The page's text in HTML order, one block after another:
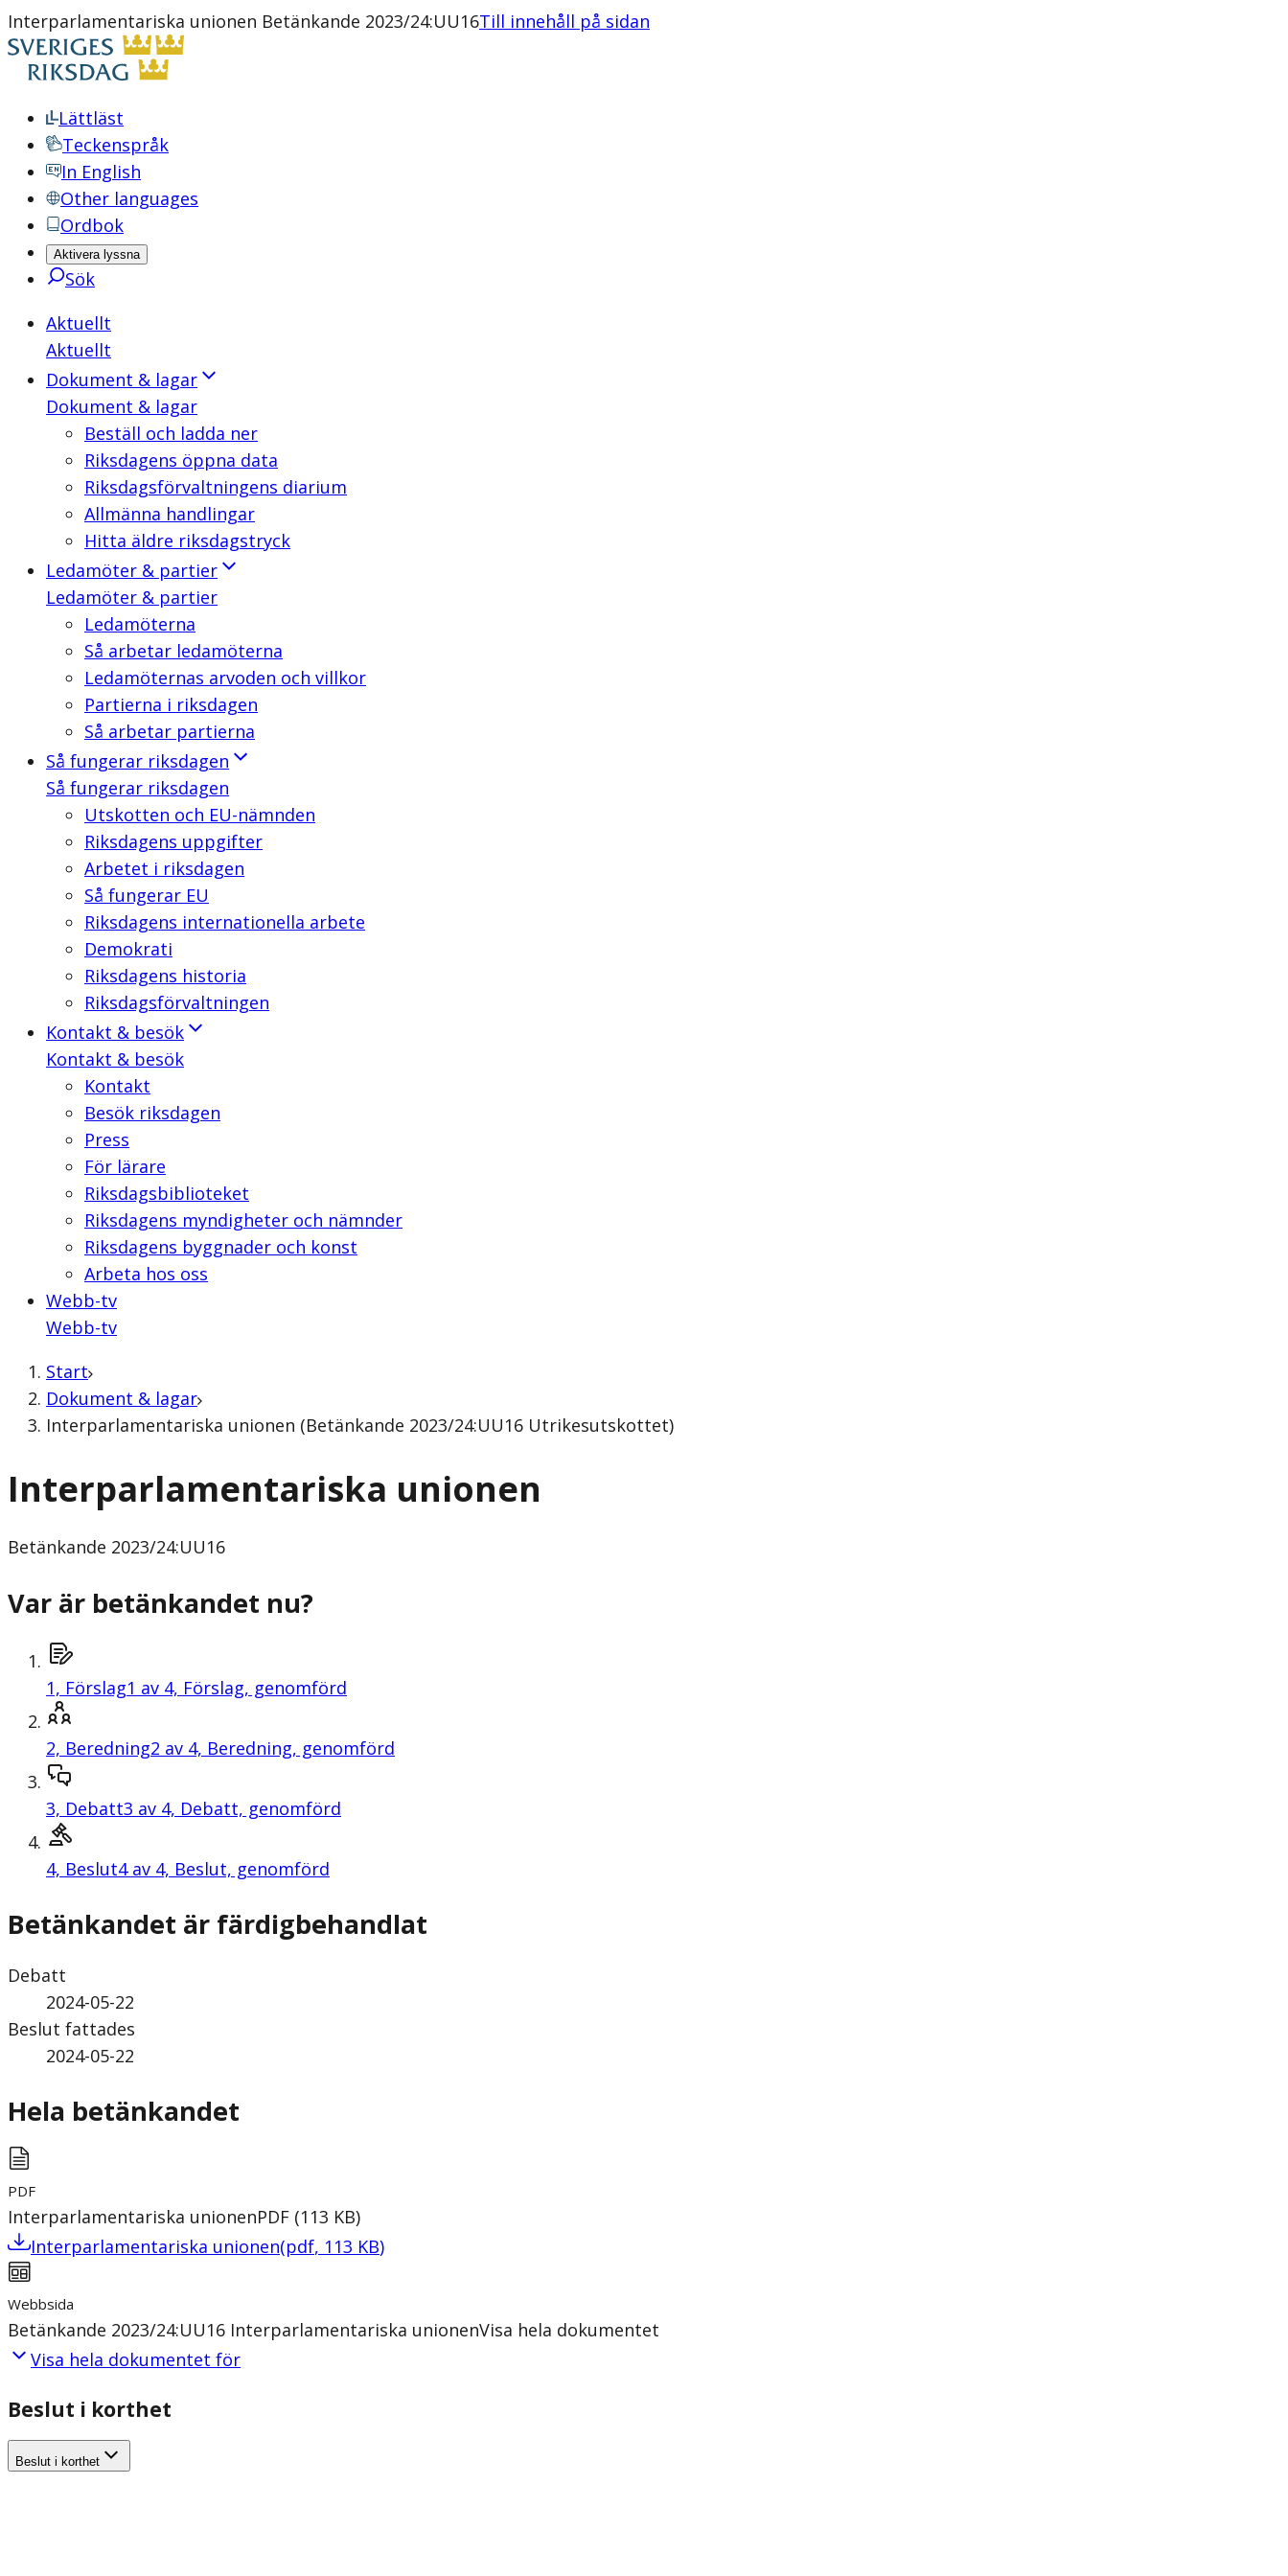
Interparlamentariska unionen Betänkande 2023/24:UU16Till innehåll på sidan
Lättläst
Teckenspråk
In English
Other languages
Ordbok
Aktivera lyssna
Sök
Aktuellt
Aktuellt
Dokument & lagar
Dokument & lagar
Beställ och ladda ner
Riksdagens öppna data
Riksdagsförvaltningens diarium
Allmänna handlingar
Hitta äldre riksdagstryck
Ledamöter & partier
Ledamöter & partier
Ledamöterna
Så arbetar ledamöterna
Ledamöternas arvoden och villkor
Partierna i riksdagen
Så arbetar partierna
Så fungerar riksdagen
Så fungerar riksdagen
Utskotten och EU-nämnden
Riksdagens uppgifter
Arbetet i riksdagen
Så fungerar EU
Riksdagens internationella arbete
Demokrati
Riksdagens historia
Riksdagsförvaltningen
Kontakt & besök
Kontakt & besök
Kontakt
Besök riksdagen
Press
För lärare
Riksdagsbiblioteket
Riksdagens myndigheter och nämnder
Riksdagens byggnader och konst
Arbeta hos oss
Webb-tv
Webb-tv
Start
Dokument & lagar
Interparlamentariska unionen (Betänkande 2023/24:UU16 Utrikesutskottet)
Interparlamentariska unionen
Betänkande 2023/24:UU16
Var är betänkandet nu?
1, Förslag1 av 4, Förslag, genomförd
2, Beredning2 av 4, Beredning, genomförd
3, Debatt3 av 4, Debatt, genomförd
4, Beslut4 av 4, Beslut, genomförd
Betänkandet är färdigbehandlat
Debatt
2024-05-22
Beslut fattades
2024-05-22
Hela betänkandet
PDF
Interparlamentariska unionenPDF (113 KB)
Interparlamentariska unionen(pdf, 113 KB)
Webbsida
Betänkande 2023/24:UU16 Interparlamentariska unionenVisa hela dokumentet
Visa hela dokumentet för
Beslut i korthet
Beslut i korthet